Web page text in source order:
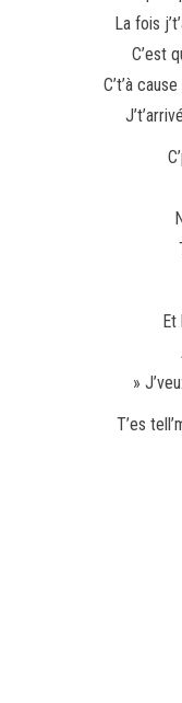
La fois
C’est
C’t’à
Et
»
T’es